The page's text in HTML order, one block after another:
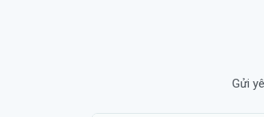
Gửi